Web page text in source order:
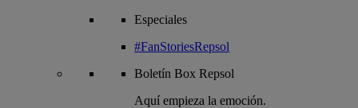
Especiales
#FanStoriesRepsol
Boletín Box Repsol
Aquí empieza la emoción.